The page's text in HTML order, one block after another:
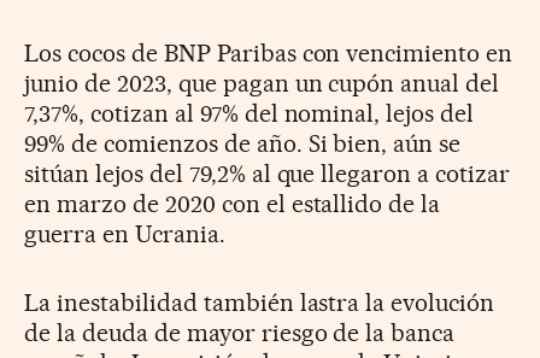
Los cocos de BNP Paribas con vencimiento en
junio de 2023, que pagan un cupón anual del
7,37%, cotizan al 97% del nominal, lejos del
99% de comienzos de año. Si bien, aún se
sitúan lejos del 79,2% al que llegaron a cotizar
en marzo de 2020 con el estallido de la
guerra en Ucrania.
La inestabilidad también lastra la evolución
de la deuda de mayor riesgo de la banca